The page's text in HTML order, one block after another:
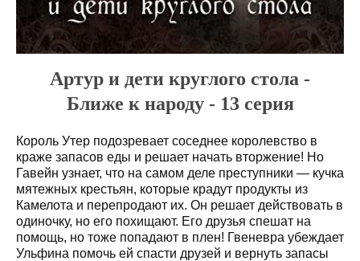
Артур и дети круглого стола -
Ближе к народу - 13 серия
Король Утер подозревает соседнее королевство в
краже запасов еды и решает начать вторжение! Но
Гавейн узнает, что на самом деле преступники — кучка
мятежных крестьян, которые крадут продукты из
Камелота и перепродают их. Он решает действовать в
одиночку, но его похищают. Его друзья спешат на
помощь, но тоже попадают в плен! Гвеневра убеждает
Ульфина помочь ей спасти друзей и вернуть запасы